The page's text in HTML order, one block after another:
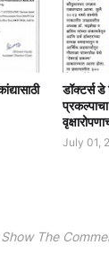
डॉक्टर्स डे
July 01,
The